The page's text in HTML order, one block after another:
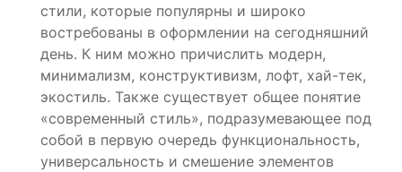
стили, которые популярны и широко
востребованы в оформлении на сегодняшний
день. К ним можно причислить модерн,
минимализм, конструктивизм, лофт, хай-тек,
экостиль. Также существует общее понятие
«современный стиль», подразумевающее под
собой в первую очередь функциональность,
универсальность и смешение элементов